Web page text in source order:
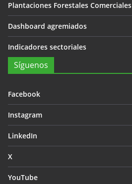
Plantaciones Forestales Comerciales
Dashboard agremiados
Indicadores sectoriales
Síguenos
Facebook
Instagram
LinkedIn
X
YouTube